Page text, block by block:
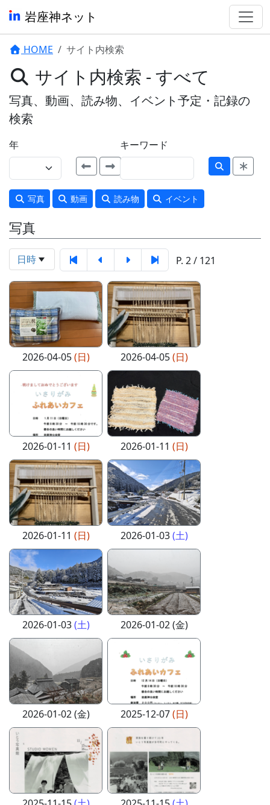
岩座神ネット
HOME サイト内検索
サイト内検索 - すべて
写真、動画、読み物、イベント予定・記録の
検索
年 キーワード
写真 動画 読み物 イベント
写真
日時 P. 2 / 121
2026-04-05(日) 2026-04-05(日)
2026-01-11 (日) 2026-01-11 (日)
2026-01-11 (日) 2026-01-03(土)
2026-01-03(土) 2026-01-02 (金)
2026-01-02 (金) 2025-12-07(日)